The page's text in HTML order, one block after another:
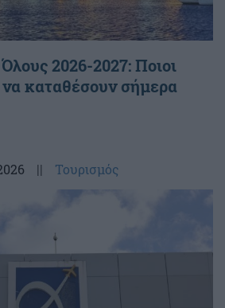
2026-2027: Ποιοι
καταθέσουν σήμερα
|| Τουρισμός